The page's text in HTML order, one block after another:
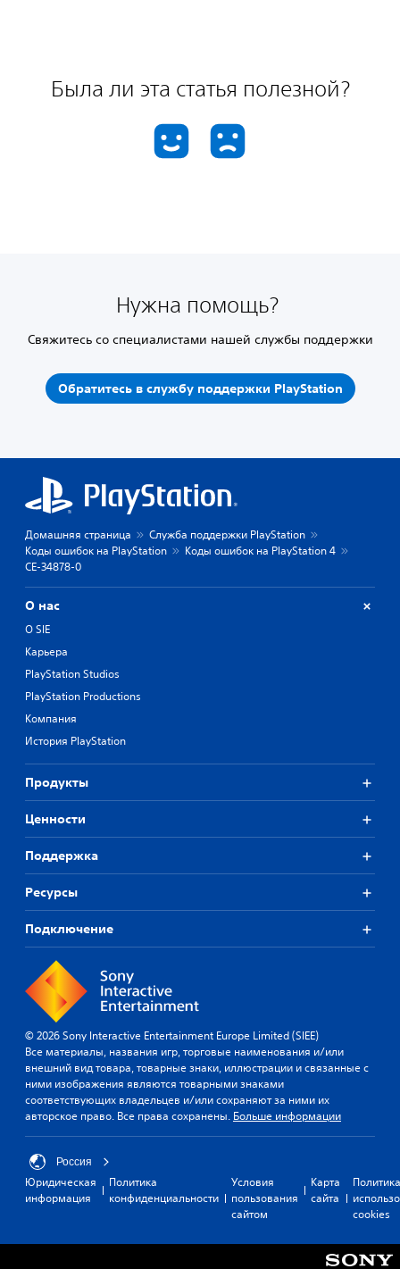
Была ли эта статья полезной?
Нужна помощь?
Свяжитесь со специалистами нашей службы поддержки
Обратитесь в службу поддержки PlayStation
Домашняя страница
Служба поддержки PlayStation
Коды ошибок на PlayStation
Коды ошибок на PlayStation 4
CE-34878-0
О нас
О SIE
Карьера
PlayStation Studios
PlayStation Productions
Компания
История PlayStation
Продукты
Ценности
Поддержка
Ресурсы
Подключение
© 2026 Sony Interactive Entertainment Europe Limited (SIEE)
Все материалы, названия игр, торговые наименования и/или
внешний вид товара, товарные знаки, иллюстрации и связанные с
ними изображения являются товарными знаками
соответствующих владельцев и/или сохраняют за ними их
авторское право. Все права сохранены. Больше информации
Россия
Юридическая
информация
Политика
конфиденциальности
Условия
пользования
сайтом
Карта
сайта
Политика
cookies